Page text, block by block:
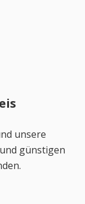
unsere
günstigen